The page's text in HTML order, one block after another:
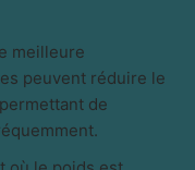
meilleure
peuvent réduire le
de